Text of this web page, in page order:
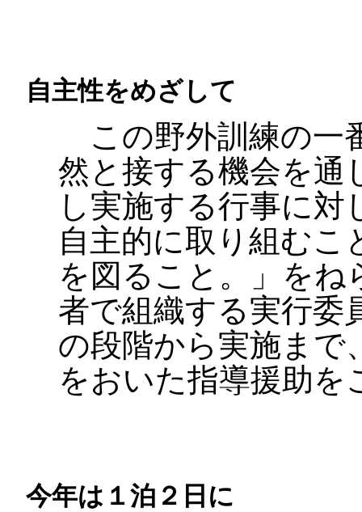
自主性をめざして
この野外訓練の一
然と接する機会を通
し実施する行事に
自主的に取り組むこ
を図ること。」をね
者で組織する実行委
の段階から実施まで
をおいた指導援助を
今年は１泊２日に